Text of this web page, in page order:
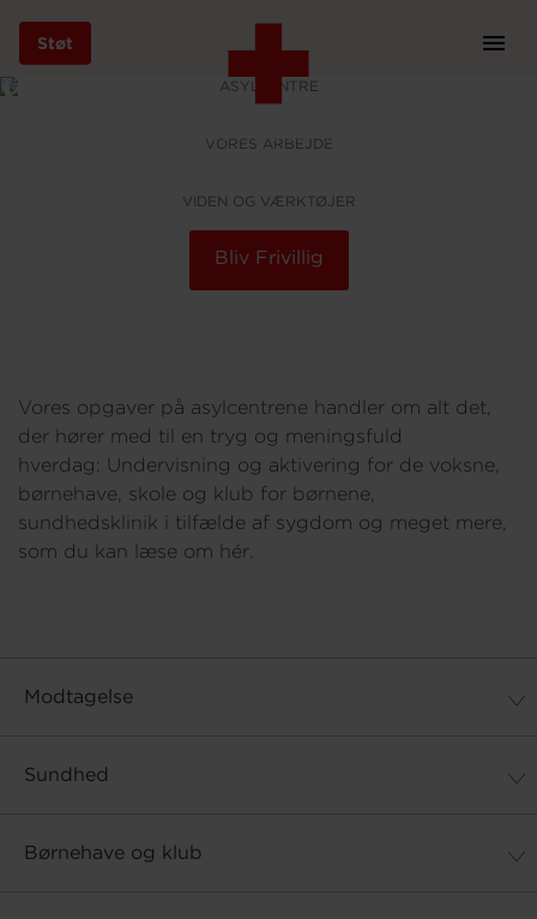
Gå
Støt
Vores indsatser
Genbrug
Vores arbejde på
asylcentrene
Foto: Mathilde Bech
ASYLCENTRE
VORES ARBEJDE
VIDEN OG VÆRKTØJER
Bliv Frivillig
Vores opgaver på asylcentrene handler om alt det,
der hører med til en tryg og meningsfuld
hverdag: Undervisning og aktivering for de voksne,
børnehave, skole og klub for børnene,
sundhedsklinik i tilfælde af sygdom og meget mere,
som du kan læse om hér.
Modtagelse
Sundhed
Børnehave og klub